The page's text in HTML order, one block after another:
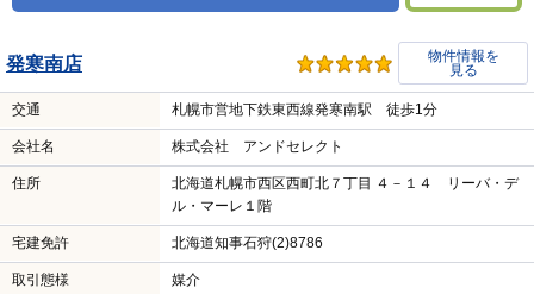
発寒南店
物件情報を
見る
交通 札幌市営地下鉄東西線発寒南駅 徒歩1分
会社名 株式会社 アンドセレクト
住所
北海道札幌市西区西町北７丁目 ４－１４ リーバ・デ
ル・マーレ１階
宅建免許 北海道知事石狩(2)8786
取引態様 媒介